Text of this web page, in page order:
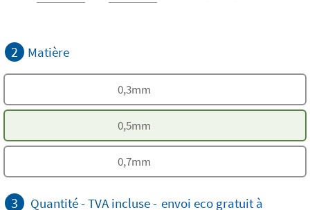
2 Matière
0,3mm
0,5mm
0,7mm
3 Quantité -TVA incluse- envoi eco gratuit à